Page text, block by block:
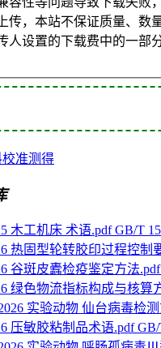
，本站不保证质量、数
设置的下载费中的一部
校准测得
GB/T